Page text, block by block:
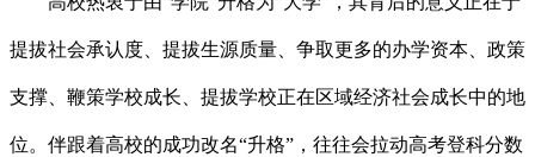
提拔社会承认度、提拔生源质量、争取更多的办学资本、政策
支撑、鞭策学校成长、提拔学校正在区域经济社会成长中的地
位。伴跟着高校的成功改名“升格”，往往会拉动高考登科分数